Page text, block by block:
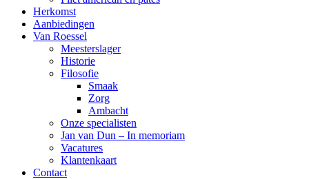
Herkomst
Aanbiedingen
Van Roessel
Meesterslager
Historie
Filosofie
Smaak
Zorg
Ambacht
Onze specialisten
Jan van Dun – In memoriam
Vacatures
Klantenkaart
Contact